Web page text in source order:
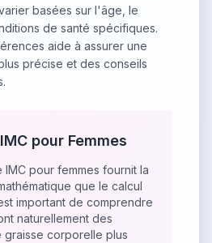
basées sur l'âge, le
de santé spécifiques.
aide à assurer une
précise et des conseils
pour Femmes
pour femmes fournit la
que le calcul
important de comprendre
naturellement des
corporelle plus